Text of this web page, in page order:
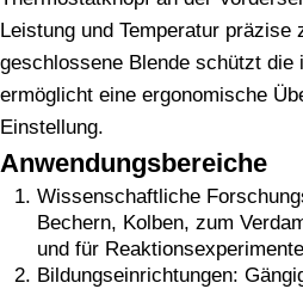
Leistung und Temperatur präzise
geschlossene Blende schützt die
ermöglicht eine ergonomische
Einstellung.
Anwendungsbereiche
Wissenschaftliche
Bechern, Kolben, zum
und für
Bildungseinrichtungen: